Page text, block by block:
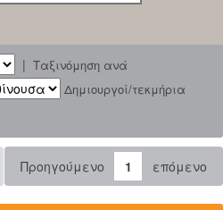
| Ταξινόμηση ανά
Δημιουργοί/τεκμήρια
Προηγούμενο 1 επόμενο